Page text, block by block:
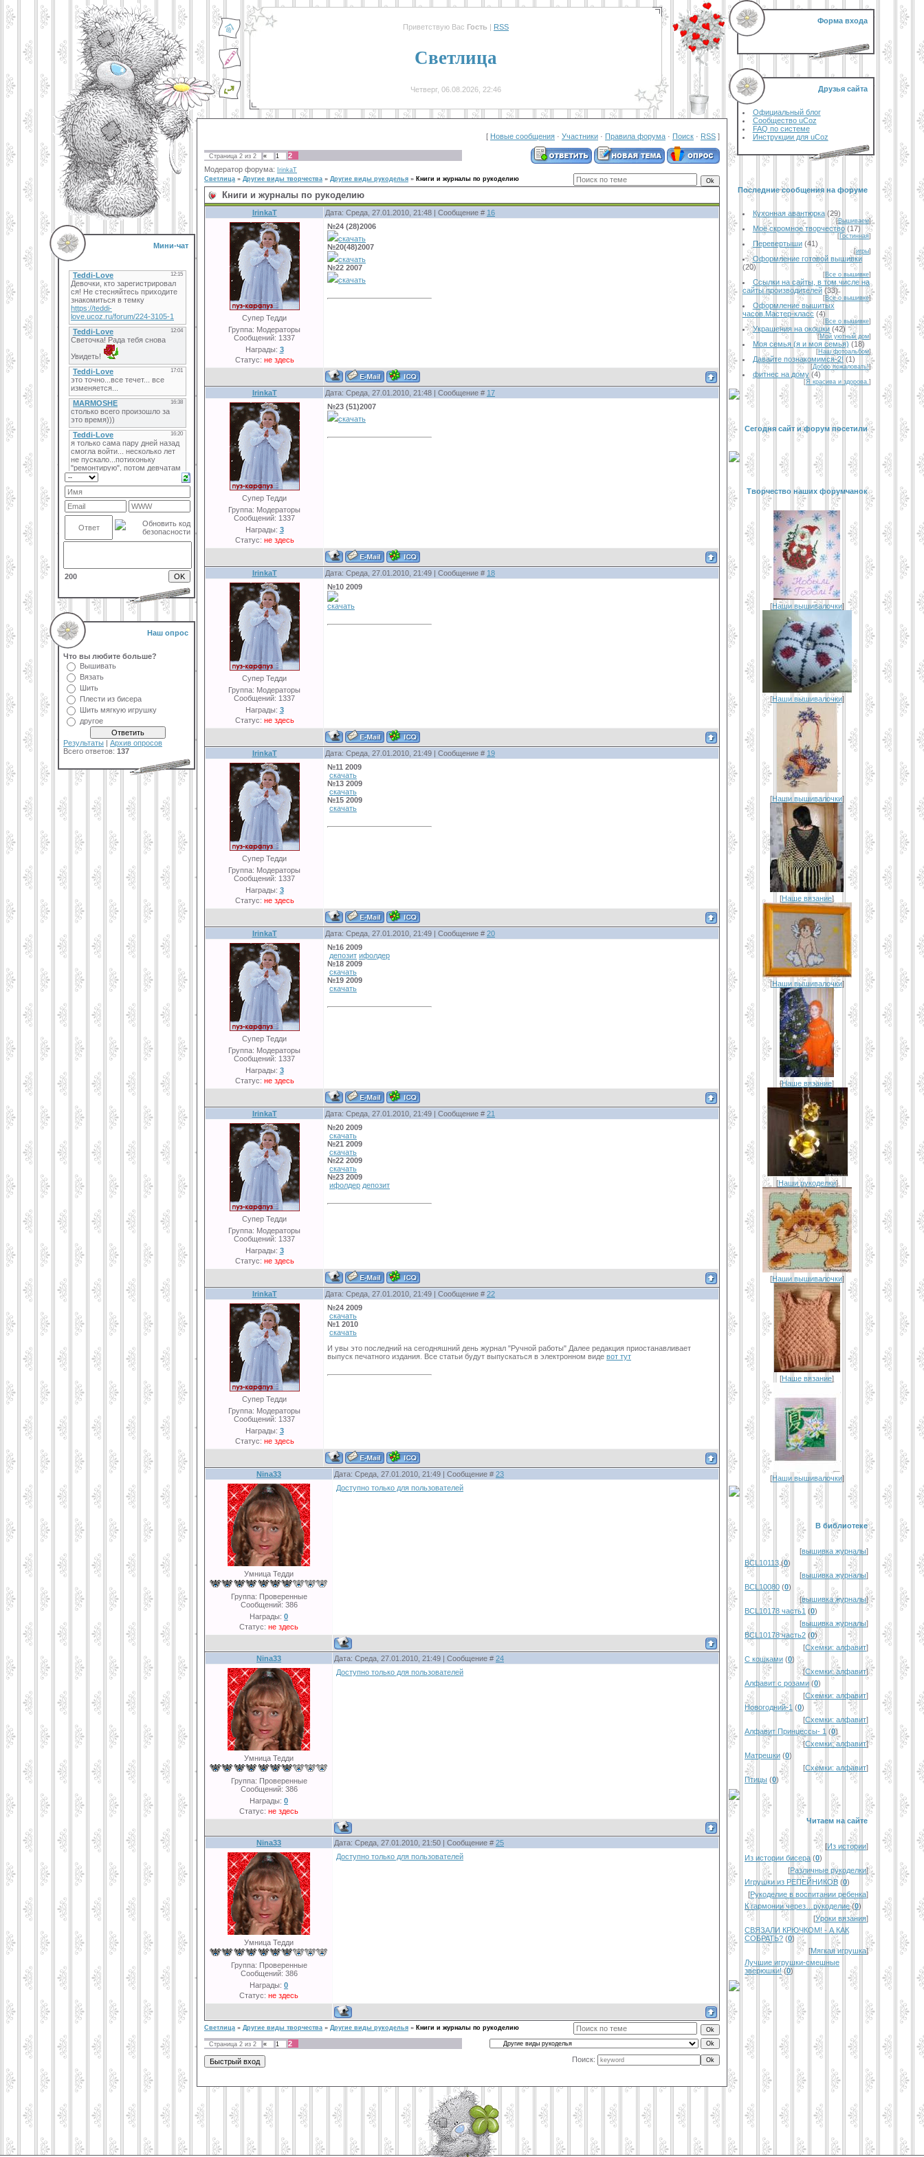
Мини-чат
200
Наш опрос
Что вы любите больше?
Вышивать
Вязать
Шить
Плести из бисера
Шить мягкую игрушку
другое
Результаты | Архив опросов
Всего ответов: 137
Приветствую Вас Гость | RSS
Светлица
Четверг, 06.08.2026, 22:46
[ Новые сообщения · Участники · Правила форума · Поиск · RSS ]
Страница 2 из 2 « 1
2
Модератор форума:
IrinkaT
Светлица » Другие виды творчества » Другие виды рукоделья » Книги и журналы по рукоделию
Книги и журналы по рукоделию
IrinkaT Дата: Среда, 27.01.2010, 21:48 | Сообщение # 16
Супер Тедди
Группа: Модераторы
Сообщений: 1337
Награды: 3
Статус: не здесь
№24 (28)2006
скачать
№20(48)2007
скачать
№22 2007
скачать
IrinkaT Дата: Среда, 27.01.2010, 21:48 | Сообщение # 17
Супер Тедди
Группа: Модераторы
Сообщений: 1337
Награды: 3
Статус: не здесь
№23 (51)2007
скачать
IrinkaT Дата: Среда, 27.01.2010, 21:49 | Сообщение # 18
Супер Тедди
Группа: Модераторы
Сообщений: 1337
Награды: 3
Статус: не здесь
№10 2009
скачать
IrinkaT Дата: Среда, 27.01.2010, 21:49 | Сообщение # 19
Супер Тедди
Группа: Модераторы
Сообщений: 1337
Награды: 3
Статус: не здесь
№11 2009
скачать
№13 2009
скачать
№15 2009
скачать
IrinkaT Дата: Среда, 27.01.2010, 21:49 | Сообщение # 20
Супер Тедди
Группа: Модераторы
Сообщений: 1337
Награды: 3
Статус: не здесь
№16 2009
депозит ифолдер
№18 2009
скачать
№19 2009
скачать
IrinkaT Дата: Среда, 27.01.2010, 21:49 | Сообщение # 21
Супер Тедди
Группа: Модераторы
Сообщений: 1337
Награды: 3
Статус: не здесь
№20 2009
скачать
№21 2009
скачать
№22 2009
скачать
№23 2009
ифолдер депозит
IrinkaT Дата: Среда, 27.01.2010, 21:49 | Сообщение # 22
Супер Тедди
Группа: Модераторы
Сообщений: 1337
Награды: 3
Статус: не здесь
№24 2009
скачать
№1 2010
скачать
И увы это последний на сегодняшний день журнал "Ручной работы" Далее редакция приостанавливает
выпуск печатного издания. Все статьи будут выпускаться в электронном виде вот тут
Nina33 Дата: Среда, 27.01.2010, 21:49 | Сообщение # 23
Умница Тедди
Группа: Проверенные
Сообщений: 386
Награды: 0
Статус: не здесь
Доступно только для пользователей
Nina33 Дата: Среда, 27.01.2010, 21:49 | Сообщение # 24
Умница Тедди
Группа: Проверенные
Сообщений: 386
Награды: 0
Статус: не здесь
Доступно только для пользователей
Nina33 Дата: Среда, 27.01.2010, 21:50 | Сообщение # 25
Умница Тедди
Группа: Проверенные
Сообщений: 386
Награды: 0
Статус: не здесь
Доступно только для пользователей
Светлица » Другие виды творчества » Другие виды рукоделья » Книги и журналы по рукоделию
Страница 2 из 2 « 1
2
Поиск:
Форма входа
Друзья сайта
Официальный блог
Сообщество uCoz
FAQ по системе
Инструкции для uCoz
Последние сообщения на форуме
Кухонная авантюрка (29)
[Вышиваем]
Моё скромное творчество (17)
[Гостинная]
Перевертыши (41)
[игры]
Оформление готовой вышивки
(20)
[Все о вышивке]
Ссылки на сайты, в том числе на
сайты производителей (33)
[Все о вышивке]
Оформление вышитых
часов.Мастер-класс (4)
[Все о вышивке]
Украшения на окошки (42)
[Мой уютный дом]
Моя семья (я и моя семья) (18)
[Наш фотоальбом]
Давайте познакомимся-2! (1)
[Добро пожаловать!]
фитнес на дому (4)
[Я красива и здорова.]
Сегодня сайт и форум посетили
Творчество наших форумчанок
[Наши вышивалочки]
[Наши вышивалочки]
[Наши вышивалочки]
[Наше вязание]
[Наши вышивалочки]
[Наше вязание]
[Наши рукоделки]
[Наши вышивалочки]
[Наше вязание]
[Наши вышивалочки]
В библиотеке
[вышивка журналы]
BCL10113 (0)
[вышивка журналы]
BCL10080 (0)
[вышивка журналы]
BCL10178 часть1 (0)
[вышивка журналы]
BCL10178 часть2 (0)
[Схемки: алфавит]
С кошками (0)
[Схемки: алфавит]
Алфавит с розами (0)
[Схемки: алфавит]
Новогодний-1 (0)
[Схемки: алфавит]
Алфавит Принцессы- 1 (0)
[Схемки: алфавит]
Матрешки (0)
[Схемки: алфавит]
Птицы (0)
Читаем на сайте
[Из истории]
Из истории бисера (0)
[Различные рукоделки]
Игрушки из РЕПЕЙНИКОВ (0)
[Рукоделие в воспитании ребенка]
К гармонии через…рукоделие (0)
[Уроки вязания]
СВЯЗАЛИ КРЮЧКОМ! - А КАК
СОБРАТЬ? (0)
[Мягкая игрушка]
Лучшие игрушки-смешные
зверюшки! (0)